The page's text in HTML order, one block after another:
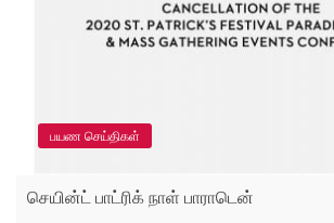
பயண செய்திகள்
செயின்ட் பாட்ரிக் நாள் பாராடென்